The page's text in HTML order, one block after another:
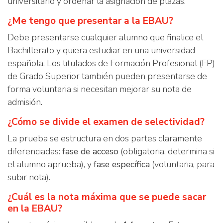
¿Me tengo que presentar a la EBAU?
Debe presentarse cualquier alumno que finalice el
Bachillerato y quiera estudiar en una universidad
española. Los titulados de Formación Profesional (FP)
de Grado Superior también pueden presentarse de
forma voluntaria si necesitan mejorar su nota de
admisión.
¿Cómo se divide el examen de selectividad?
La prueba se estructura en dos partes claramente
diferenciadas: fase de acceso (obligatoria, determina si
el alumno aprueba), yfase específica (voluntaria, para
subir nota).
¿Cuál es la nota máxima que se puede sacar
en la EBAU?